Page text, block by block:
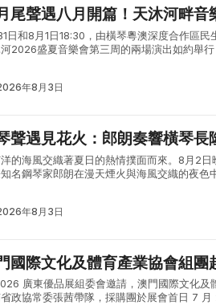
尾聲遇八月開篇！天沐河畔音
日和8月1日18:30，由橫琴粵澳深度合作區
2026盛夏音樂會第三周的兩場演出如約舉
年8月3日
聲遇見花火：郎朗奏響橫琴長
的海風交織著夏日的熱情撲面而來。8月2日
名鋼琴家郎朗在漫天煙火與海風交織的夜
年8月3日
國際文化及體育產業協會組
廣東優品展組委會邀請，澳門國際文化及
政協常委張茜帶隊，採購團於展會首日 7